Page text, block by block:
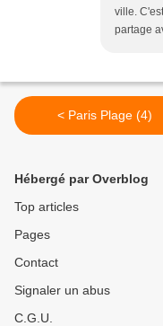
ville.
partage
< Paris Plage (4)
Hébergé par Overblog
Top articles
Pages
Contact
Signaler un abus
C.G.U.